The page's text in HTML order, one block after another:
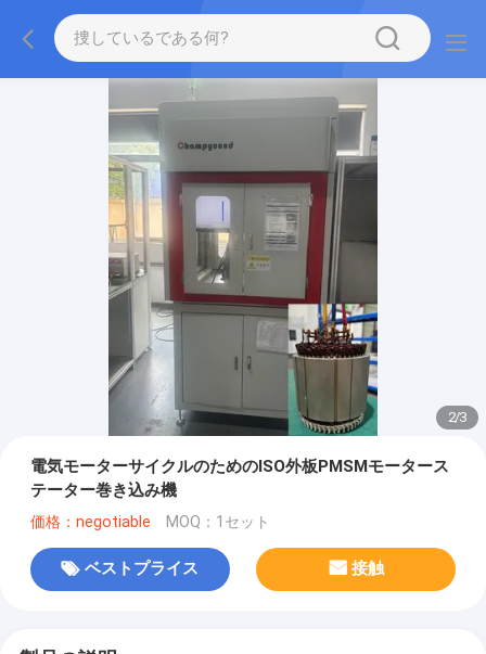
2/3
電気モーターサイクルのためのISO外板PMSMモータース
テーター巻き込み機
価格：negotiable MOQ：1セット
ベストプライス 接触